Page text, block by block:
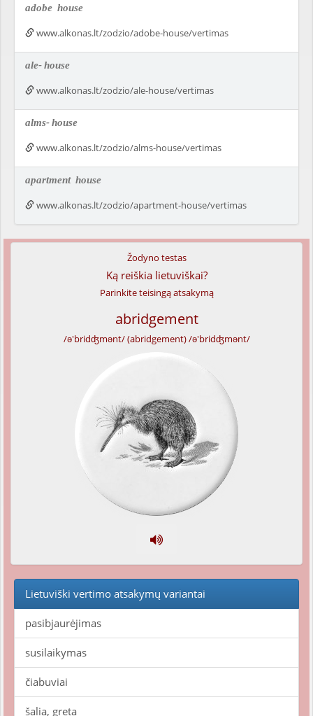
adobe house
www.alkonas.lt/zodzio/adobe-house/vertimas
ale-house
www.alkonas.lt/zodzio/ale-house/vertimas
alms-house
www.alkonas.lt/zodzio/alms-house/vertimas
apartment house
www.alkonas.lt/zodzio/apartment-house/vertimas
Žodyno testas
Ką reiškia lietuviškai?
Parinkite teisingą atsakymą
abridgement
/ə'bridʤmənt/ (abridgement) /ə'bridʤmənt/
Lietuviški vertimo atsakymų variantai
pasibjaurėjimas
susilaikymas
čiabuviai
šalia, greta